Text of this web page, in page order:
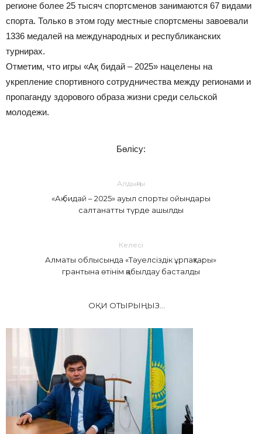
регионе более 25 тысяч спортсменов занимаются 67 видами
спорта. Только в этом году местные спортсмены завоевали
1336 медалей на международных и республиканских
турнирах.
Отметим, что игры «Ақ бидай – 2025» нацелены на
укрепление спортивного сотрудничества между регионами и
пропаганду здорового образа жизни среди сельской
молодежи.
Бөлісу:
Алдыңғы
«Ақ бидай – 2025» ауыл спорты ойындары
салтанатты түрде ашылды
Келесі
Алматы облысында «Тәуелсіздік ұрпақтары»
грантына өтінім қабылдау басталды
ОҚИ ОТЫРЫҢЫЗ...